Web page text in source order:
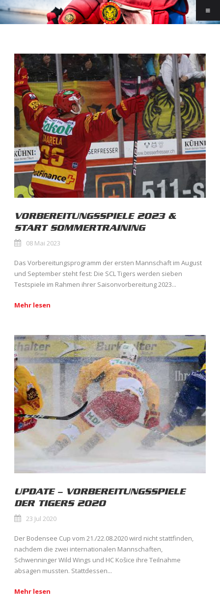
VORBEREITUNGSSPIELE 2023 &
START SOMMERTRAINING
08 Mai 2023
Das Vorbereitungsprogramm der ersten Mannschaft im August
und September steht fest: Die SCL Tigers werden sieben
Testspiele im Rahmen ihrer Saisonvorbereitung 2023...
Mehr lesen
UPDATE – VORBEREITUNGSSPIELE
DER TIGERS 2020
23 Jul 2020
Der Bodensee Cup vom 21./22.08.2020 wird nicht stattfinden,
nachdem die zwei internationalen Mannschaften,
Schwenninger Wild Wings und HC Košice ihre Teilnahme
absagen mussten. Stattdessen...
Mehr lesen